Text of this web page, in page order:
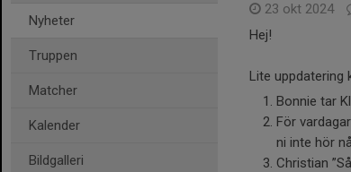
Nyheter
Truppen
Matcher
Kalender
Bildgalleri
23 okt 2024
Hej!
Lite uppdatering
Bonnie tar
För
ni inte hör
Christian